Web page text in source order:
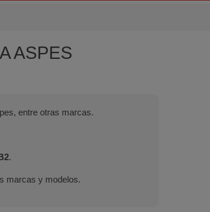
ASPES
entre otras marcas.
.
marcas y modelos.